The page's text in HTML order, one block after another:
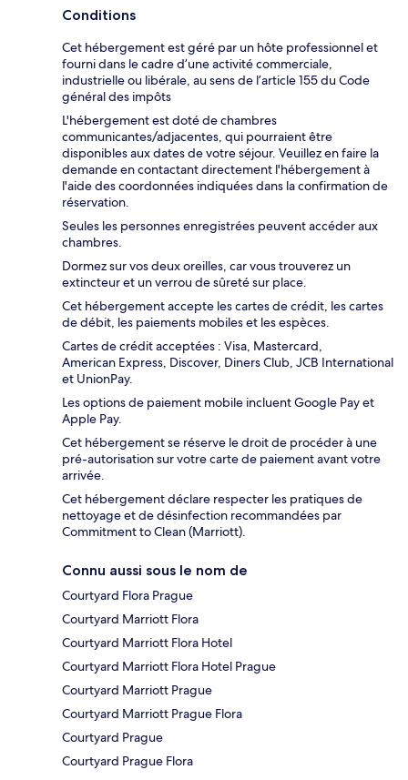
Conditions
Cet hébergement est géré par un hôte professionnel et
fourni dans le cadre d’une activité commerciale,
industrielle ou libérale, au sens de l’article 155 du Code
général des impôts
L'hébergement est doté de chambres
communicantes/adjacentes, qui pourraient être
disponibles aux dates de votre séjour. Veuillez en faire la
demande en contactant directement l'hébergement à
l'aide des coordonnées indiquées dans la confirmation de
réservation.
Seules les personnes enregistrées peuvent accéder aux
chambres.
Dormez sur vos deux oreilles, car vous trouverez un
extincteur et un verrou de sûreté sur place.
Cet hébergement accepte les cartes de crédit, les cartes
de débit, les paiements mobiles et les espèces.
Cartes de crédit acceptées : Visa, Mastercard,
American Express, Discover, Diners Club, JCB International
et UnionPay.
Les options de paiement mobile incluent Google Pay et
Apple Pay.
Cet hébergement se réserve le droit de procéder à une
pré-autorisation sur votre carte de paiement avant votre
arrivée.
Cet hébergement déclare respecter les pratiques de
nettoyage et de désinfection recommandées par
Commitment to Clean (Marriott).
Connu aussi sous le nom de
Courtyard Flora Prague
Courtyard Marriott Flora
Courtyard Marriott Flora Hotel
Courtyard Marriott Flora Hotel Prague
Courtyard Marriott Prague
Courtyard Marriott Prague Flora
Courtyard Prague
Courtyard Prague Flora